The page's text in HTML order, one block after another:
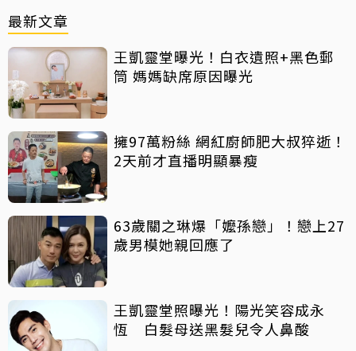
最新文章
王凱靈堂曝光！白衣遺照+黑色郵
筒 媽媽缺席原因曝光
擁97萬粉絲 網紅廚師肥大叔猝逝！
2天前才直播明顯暴瘦
63歲關之琳爆「嬤孫戀」！戀上27
歲男模她親回應了
王凱靈堂照曝光！陽光笑容成永
恆 白髮母送黑髮兒令人鼻酸